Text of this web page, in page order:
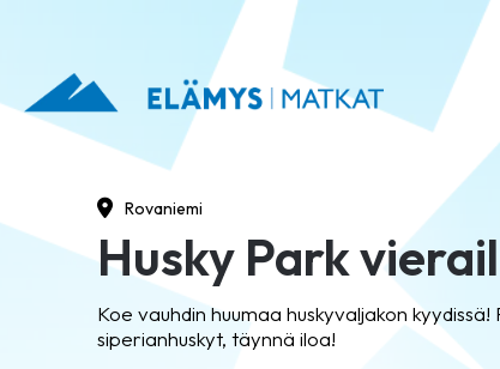
Rovaniemi
Husky Park
Koe vauhdin huumaa huskyvaljakon
siperianhuskyt, täynnä iloa!